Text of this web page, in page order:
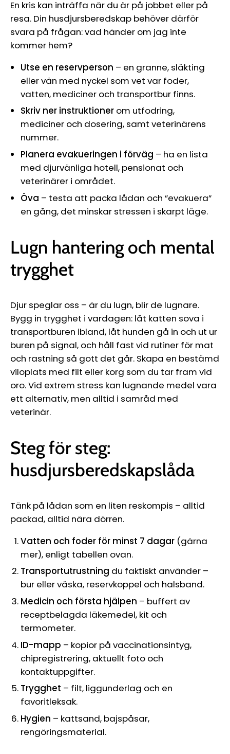
En kris kan inträffa när du är på jobbet eller på
resa. Din husdjursberedskap behöver därför
svara på frågan: vad händer om jag inte
kommer hem?
Utse en reservperson – en granne, släkting
eller vän med nyckel som vet var foder,
vatten, mediciner och transportbur finns.
Skriv ner instruktioner om utfodring,
mediciner och dosering, samt veterinärens
nummer.
Planera evakueringen i förväg – ha en lista
med djurvänliga hotell, pensionat och
veterinärer i området.
Öva – testa att packa lådan och ”evakuera”
en gång, det minskar stressen i skarpt läge.
Lugn hantering och mental
trygghet
Djur speglar oss – är du lugn, blir de lugnare.
Bygg in trygghet i vardagen: låt katten sova i
transportburen ibland, låt hunden gå in och ut ur
buren på signal, och håll fast vid rutiner för mat
och rastning så gott det går. Skapa en bestämd
viloplats med filt eller korg som du tar fram vid
oro. Vid extrem stress kan lugnande medel vara
ett alternativ, men alltid i samråd med
veterinär.
Steg för steg:
husdjursberedskapslåda
Tänk på lådan som en liten reskompis – alltid
packad, alltid nära dörren.
Vatten och foder för minst 7 dagar (gärna
mer), enligt tabellen ovan.
Transportutrustning du faktiskt använder –
bur eller väska, reservkoppel och halsband.
Medicin och första hjälpen – buffert av
receptbelagda läkemedel, kit och
termometer.
ID-mapp – kopior på vaccinationsintyg,
chipregistrering, aktuellt foto och
kontaktuppgifter.
Trygghet – filt, liggunderlag och en
favoritleksak.
Hygien – kattsand, bajspåsar,
rengöringsmaterial.